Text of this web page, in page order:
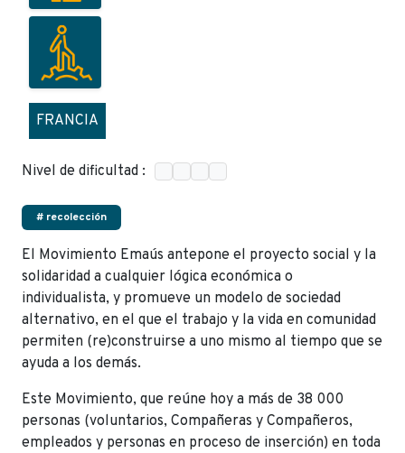
FRANCIA
Nivel de dificultad :
# recolección
El Movimiento Emaús antepone el proyecto social y la
solidaridad a cualquier lógica económica o
individualista, y promueve un modelo de sociedad
alternativo, en el que el trabajo y la vida en comunidad
permiten (re)construirse a uno mismo al tiempo que se
ayuda a los demás.
Este Movimiento, que reúne hoy a más de 38 000
personas (voluntarios, Compañeras y Compañeros,
empleados y personas en proceso de inserción) en toda